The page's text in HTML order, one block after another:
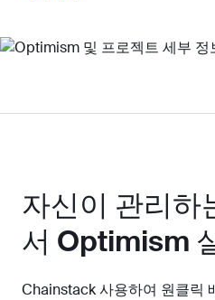
자신이 관리하
서 Optimism
Chainstack 사용하여 원클릭